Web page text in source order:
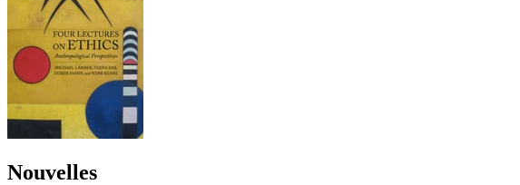
Nouvelles